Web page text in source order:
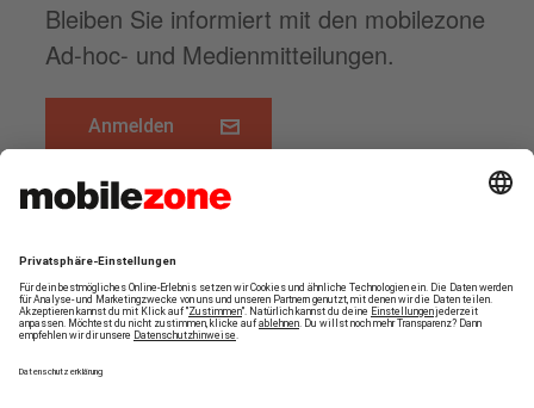
Bleiben Sie informiert mit den mobilezone
Ad-hoc- und Medienmitteilungen.
Anmelden
Zum Seitenanfang
© MOBILEZONE HOLDING AG